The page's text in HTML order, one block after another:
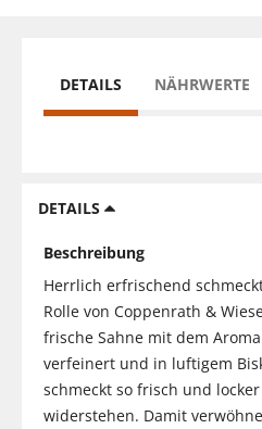
DETAILS NÄHRWERTE
DETAILS
Beschreibung
Herrlich erfrischend
Rolle von Coppenrath &
frische Sahne mit dem
verfeinert und in luftigem
schmeckt so frisch und
widerstehen. Damit